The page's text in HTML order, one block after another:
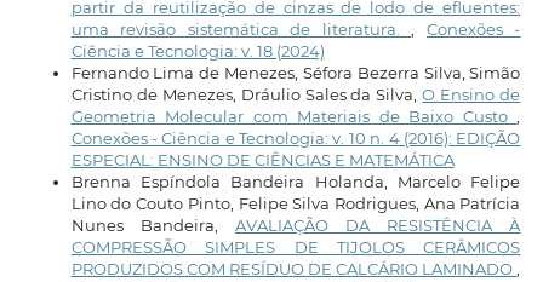
partir da reutilização de cinzas de lodo de efluentes:
uma revisão sistemática de literatura.
Conexões -
Ciência e Tecnologia: v. 18 (2024)
Fernando Lima de Menezes, Séfora Bezerra Silva, Simão
Cristino de Menezes, Dráulio Sales da Silva,O Ensino de
Geometria Molecular com Materiais de Baixo Custo
Conexões - Ciência e Tecnologia: v. 10 n. 4 (2016): EDIÇÃO
ESPECIAL: ENSINO DE CIÊNCIAS E MATEMÁTICA
Brenna Espíndola Bandeira Holanda, Marcelo Felipe
Lino do Couto Pinto, Felipe Silva Rodrigues, Ana Patrícia
Nunes Bandeira, AVALIAÇÃO DA RESISTÊNCIA À
COMPRESSÃO SIMPLES DE TIJOLOS CERÂMICOS
PRODUZIDOS COM RESÍDUO DE CALCÁRIO LAMINADO